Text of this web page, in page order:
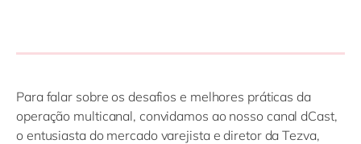
Para falar sobre os desafios e melhores práticas da
operação multicanal, convidamos ao nosso canal dCast,
o entusiasta do mercado varejista e diretor da Tezva,